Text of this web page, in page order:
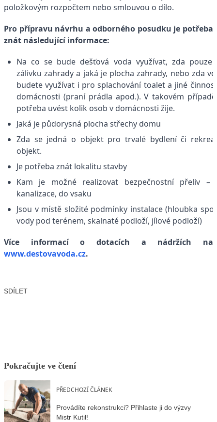
položkovým rozpočtem nebo smlouvou o dílo.
Pro přípravu návrhu a odborného posudku je potřeba
znát následující informace:
Na co se bude dešťová voda využívat, zda pouze
zálivku zahrady a jaká je plocha zahrady, nebo zda
budete využívat i pro splachování toalet a jiné
domácnosti (praní prádla apod.). V takovém
potřeba uvést kolik osob v domácnosti žije.
Jaká je půdorysná plocha střechy domu
Zda se jedná o objekt pro trvalé bydlení či
objekt.
Je potřeba znát lokalitu stavby
Kam je možné realizovat bezpečnostní přeliv –
kanalizace, do vsaku
Jsou v místě složité podmínky instalace (hloubka
vody pod terénem, skalnaté podloží, jílové podloží)
Více informací o dotacích a nádržích na
www.destovavoda.cz.
SDÍLET
Pokračujte ve čtení
PŘEDCHOZÍ ČLÁNEK
Provádíte rekonstrukci? Přihlaste ji do výzvy
Mistr Kutil!